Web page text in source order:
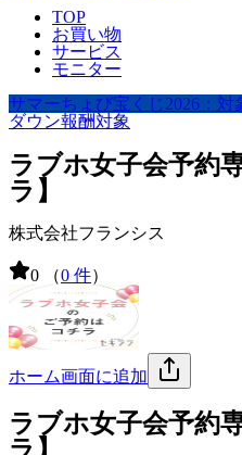
TOP
お買い物
サービス
モニター
サマーちょび宝くじ2026：対
ダウン報酬対象
ラブホ女子会予約
ラ】
株式会社フランシス
0 （0 件）
ホーム画面に追加
ラブホ女子会予約